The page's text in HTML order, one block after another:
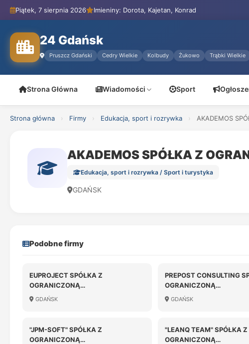
Piątek, 7 sierpnia 2026 Imieniny: Dorota, Kajetan, Konrad
24 Gdańsk
Pruszcz Gdański Cedry Wielkie Kolbudy Żukowo Trąbki Wielkie
Strona Główna Wiadomości Sport
Strona główna › Firmy › Edukacja, sport i rozrywka › AKADEMOS
AKADEMOS SPÓŁKA Z
Edukacja, sport i rozrywka / Sport i turystyka
GDAŃSK
Podobne firmy
EUPROJECT SPÓŁKA Z
OGRANICZONĄ
ODPOWIEDZIALNOŚCIĄ
GDAŃSK
PREPOST CONSULTING
OGRANICZONĄ
ODPOWIEDZIALNOŚCIĄ
GDAŃSK
"JPM-SOFT" SPÓŁKA Z
OGRANICZONĄ
"LEANQ TEAM" SPÓŁKA Z
OGRANICZONĄ